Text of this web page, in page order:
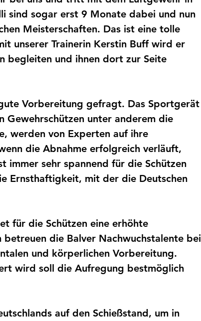
sind sogar erst 9 Monate dabei und nun
Meisterschaften. Das ist eine tolle
unserer Trainerin Kerstin Buff wird er
begleiten und ihnen dort zur Seite
Vorbereitung gefragt. Das Sportgerät
Gewehrschützen unter anderem die
werden von Experten auf ihre
die Abnahme erfolgreich verläuft,
immer sehr spannend für die Schützen
Ernsthaftigkeit, mit der die Deutschen
für die Schützen eine erhöhte
die Balver Nachwuchstalente bei
und körperlichen Vorbereitung.
wird soll die Aufregung bestmöglich
auf den Schießstand, um in